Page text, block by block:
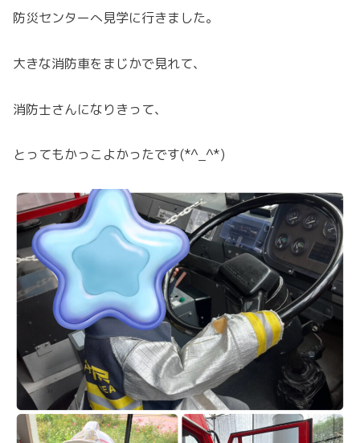
防災センターへ見学に行きました。
大きな消防車をまじかで見れて、
消防士さんになりきって、
とってもかっこよかったです(*^_^*)